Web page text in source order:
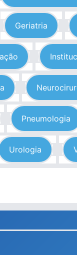
Geriatria
Pneumologia
Urologia